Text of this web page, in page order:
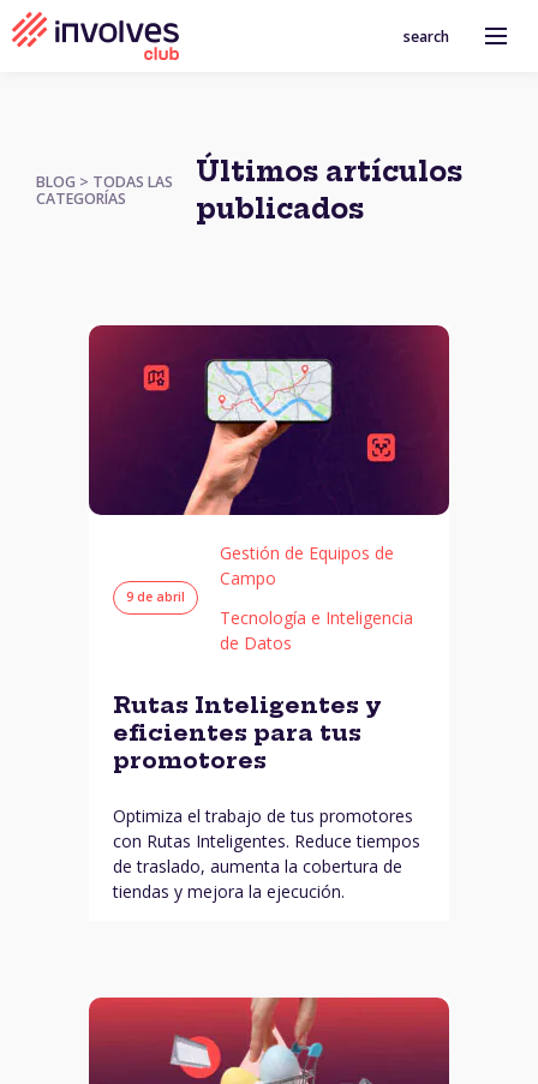
search
BLOG > TODAS LAS
CATEGORÍAS
Últimos artículos
publicados
9 de abril
Gestión de Equipos de
Campo
Tecnología e Inteligencia
de Datos
Rutas Inteligentes y
eficientes para tus
promotores
Optimiza el trabajo de tus promotores
con Rutas Inteligentes. Reduce tiempos
de traslado, aumenta la cobertura de
tiendas y mejora la ejecución.